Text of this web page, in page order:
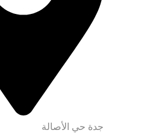
جدة حي الأصالة